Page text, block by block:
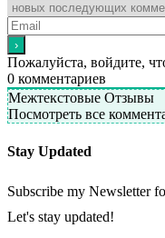
Пожалуйста, войдите,
0 комментариев
Межтекстовые Отзывы
Посмотреть все
Stay Updated
Subscribe my Newsletter
Let's stay updated!